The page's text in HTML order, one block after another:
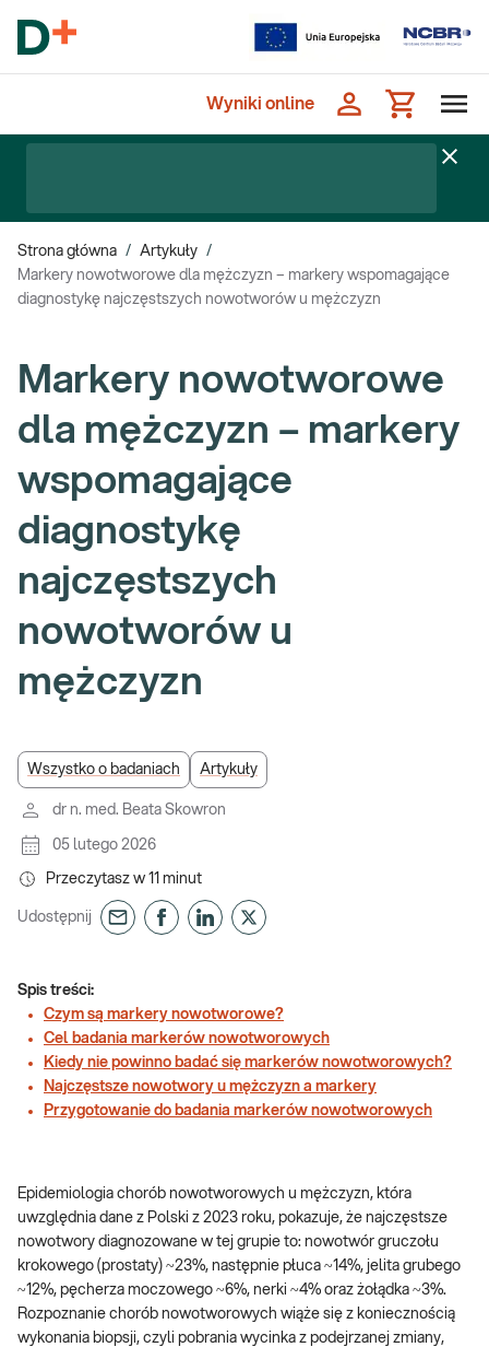
Wyniki online
Strona główna / Artykuły /
Markery nowotworowe dla mężczyzn – markery wspomagające
diagnostykę najczęstszych nowotworów u mężczyzn
Markery nowotworowe
dla mężczyzn – markery
wspomagające
diagnostykę
najczęstszych
nowotworów u
mężczyzn
Wszystko o badaniach Artykuły
dr n. med. Beata Skowron
05 lutego 2026
Przeczytasz w 11 minut
Udostępnij
Spis treści:
Czym są markery nowotworowe?
Cel badania markerów nowotworowych
Kiedy nie powinno badać się markerów nowotworowych?
Najczęstsze nowotwory u mężczyzn a markery
Przygotowanie do badania markerów nowotworowych
Epidemiologia chorób nowotworowych u mężczyzn, która
uwzględnia dane z Polski z 2023 roku, pokazuje, że najczęstsze
nowotwory diagnozowane w tej grupie to: nowotwór gruczołu
krokowego (prostaty) ~23%, następnie płuca ~14%, jelita grubego
~12%, pęcherza moczowego ~6%, nerki ~4% oraz żołądka ~3%.
Rozpoznanie chorób nowotworowych wiąże się z koniecznością
wykonania biopsji, czyli pobrania wycinka z podejrzanej zmiany,